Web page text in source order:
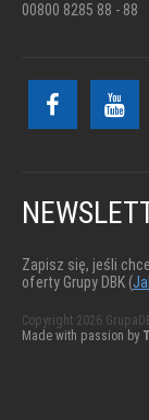
00800 8285 88 - 88
Zapisz się, jeśli
oferty Grupy DBK (
Copyright 2026
Made with passion by